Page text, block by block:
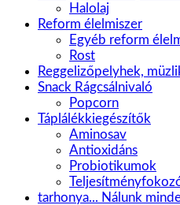
Halolaj
Reform élelmiszer
Egyéb reform
Rost
Reggelizőpelyhek,
Snack Rágcsálnivaló
Popcorn
Táplálékkiegészítők
Aminosav
Antioxidáns
Probiotikumok
tarhonya... Nálunk